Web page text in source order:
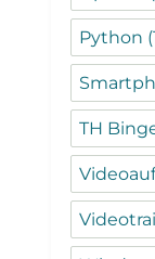
Python
TH